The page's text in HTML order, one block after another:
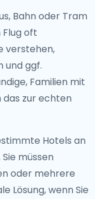
Bahn oder Tram
oft
verstehen,
und ggf.
Familien mit
das zur echten
Hotels an
müssen
oder mehrere
Lösung, wenn Sie